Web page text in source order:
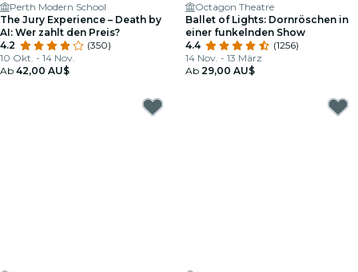
Perth Modern School
The Jury Experience – Death by
AI: Wer zahlt den Preis?
4.2
(350)
10 Okt. - 14 Nov.
Ab 42,00 AU$
Octagon Theatre
Ballet of Lights: Dornröschen in
einer funkelnden Show
4.4
(1256)
14 Nov. - 13 März
Ab 29,00 AU$